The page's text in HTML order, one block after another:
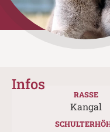
Infos
RASSE
Kangal